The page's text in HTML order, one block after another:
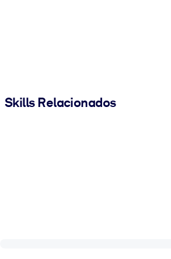
Skills Relacionados